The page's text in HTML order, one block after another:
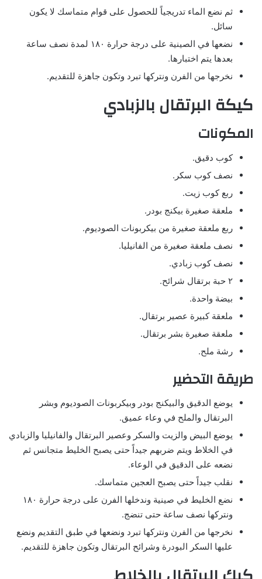
ثم نضع الماء تدريجياً للحصول على قوام متماسك لا يكون
سائل.
نضعها في الصينية على درجة حرارة ١٨٠ لمدة نصف ساعة
بعدها يتم اختبارها.
نخرجها من الفرن ونتركها تبرد وتكون جاهزة للتقديم.
كيكة البرتقال بالزبادي
المكونات
كوب دقيق.
نصف كوب سكر.
ربع كوب زيت.
ملعقة صغيرة بيكنج بودر.
ربع ملعقة صغيرة من بيكربونات الصوديوم.
نصف ملعقة صغيرة من الفانيليا.
نصف كوب زبادي.
٢ حبة برتقال شرائح.
بيضة واحدة.
ملعقة كبيرة عصير برتقال.
ملعقة صغيرة بشر برتقال.
رشة ملح.
طريقة التحضير
يوضع الدقيق والبيكنج بودر وبيكربونات الصوديوم وبشر
البرتقال والملح في وعاء عميق.
يوضع البيض والزيت والسكر وعصير البرتقال والفانيليا والزبادي
في الخلاط ويتم ضربهم جيداً حتى يصبح الخليط متجانس ثم
نضعه على الدقيق في الوعاء.
نقلب جيداً حتى يصبح العجين متماسك.
نضع الخليط في صينية وندخلها الفرن على درجة حرارة ١٨٠
ونتركها نصف ساعة حتى تنضج.
نخرجها من الفرن ونتركها تبرد ونضعها في طبق التقديم ونضع
عليها السكر البودرة وشرائح البرتقال وتكون جاهزة للتقديم.